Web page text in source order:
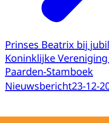
Prinses Beatrix bij
Koninklijke
Paarden-Stamboek
Nieuwsbericht23-12-